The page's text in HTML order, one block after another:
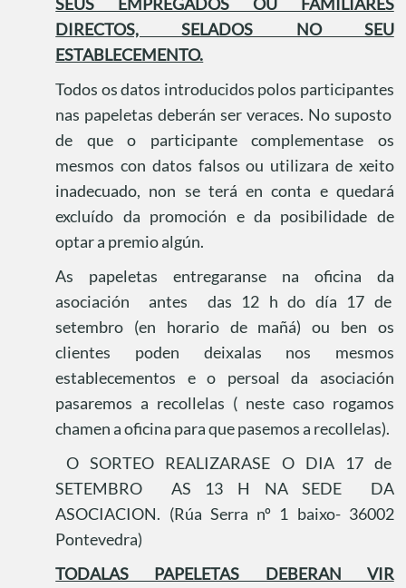
DIRECTOS, SELADOS NO SEU
ESTABLECEMENTO.
Todos os datos introducidos polos participantes
nas papeletas deberán ser veraces. No suposto
de que o participante complementase os
mesmos con datos falsos ou utilizara de xeito
inadecuado, non se terá en conta e quedará
excluído da promoción e da posibilidade de
optar a premio algún.
As papeletas entregaranse na oficina da
asociación
antes
das 12 h do día 17 de
setembro (en horario de mañá) ou ben os
clientes poden deixalas nos mesmos
establecementos e o persoal da asociación
pasaremos a recollelas ( neste caso rogamos
chamen a oficina para que pasemos a recollelas).
O SORTEO REALIZARASE O DIA 17 de
SETEMBRO
AS 13 H NA SEDE
DA
ASOCIACION. (Rúa Serra nº 1 baixo- 36002
Pontevedra)
TODALAS PAPELETAS DEBERAN VIR